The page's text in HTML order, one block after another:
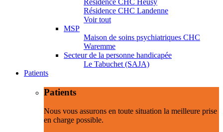
Résidence CHC Heusy
Résidence CHC Landenne
Voir tout
MSP
Maison de soins psychiatriques CHC
Waremme
Secteur de la personne handicapée
Le Tabuchet (SAJA)
Patients
Patients
Nous vous assurons en toute situation la meilleure prise
en charge possible.